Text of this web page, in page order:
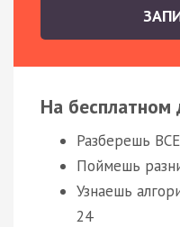
На
Разберешь
Поймешь
Узнаешь
24